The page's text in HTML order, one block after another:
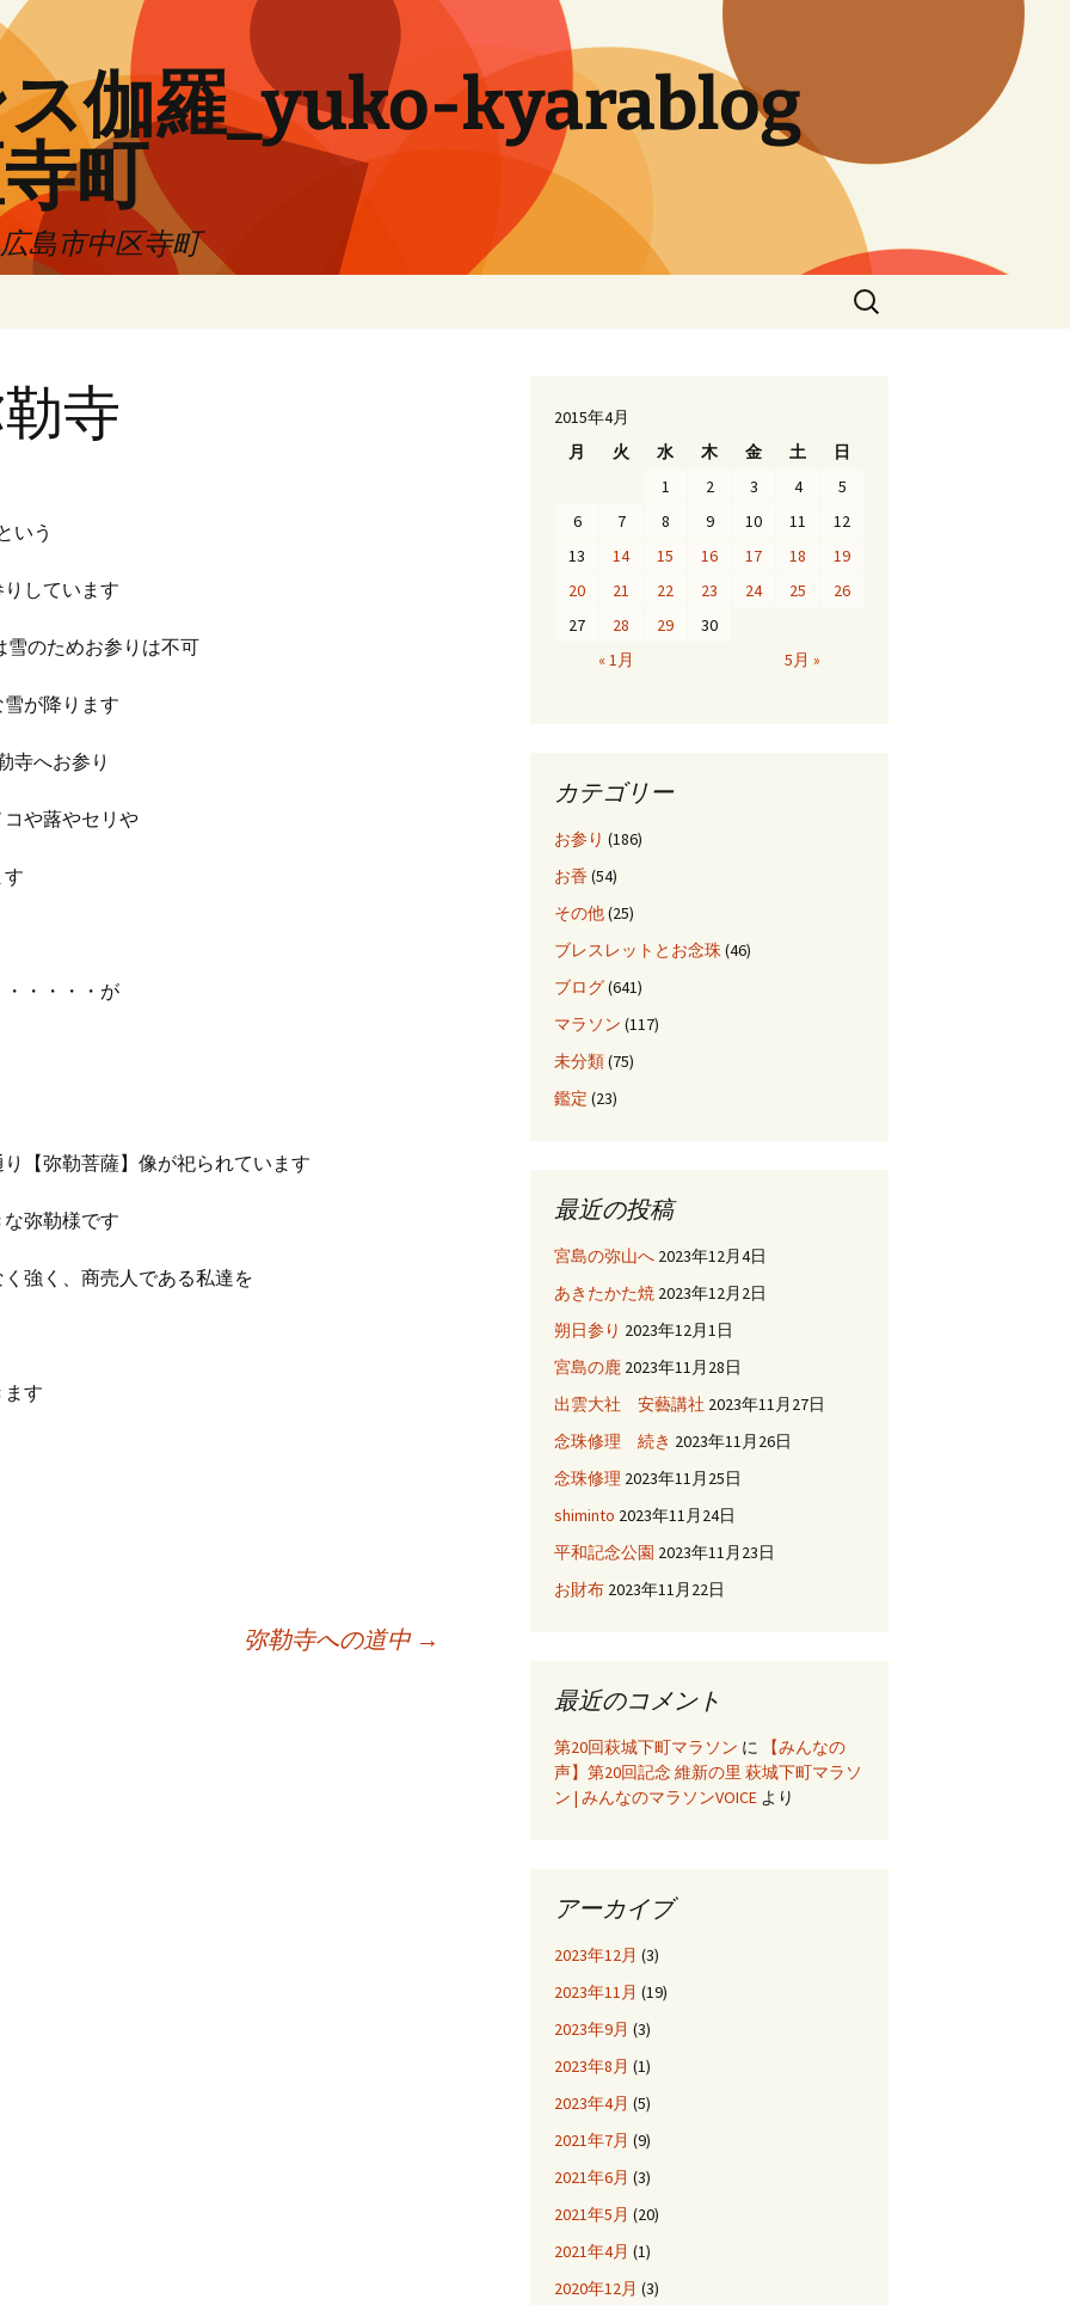
ス伽羅_yuko-kyarablog
町
島市中区寺町
検
索:
寺
いう
しています
雪のためお参りは不可
が降ります
寺へお参り
や蕗やセリや
・・・・が
【弥勒菩薩】像が祀られています
弥勒様です
強く、商売人である私達を
す
弥勒寺への道中 →
2015年4月
月
火 水 木 金 土
日
1
2 3 4
5
6
7 8 9 10 11
12
13
14 15 16 17 18
19
20
21 22 23 24 25
26
27
28 29
30
« 1月
5月 »
カテゴリー
お参り (186)
お香(54)
その他(25)
ブレスレットとお念珠(46)
ブログ(641)
マラソン (117)
未分類(75)
鑑定 (23)
最近の投稿
宮島の弥山へ 2023年12月4日
あきたかた焼 2023年12月2日
朔日参り 2023年12月1日
宮島の鹿 2023年11月28日
出雲大社 安藝講社 2023年11月27日
念珠修理 続き 2023年11月26日
念珠修理 2023年11月25日
shiminto 2023年11月24日
平和記念公園 2023年11月23日
お財布 2023年11月22日
最近のコメント
第20回萩城下町マラソン に
【みんなの
声】第20回記念 維新の里 萩城下町マラソ
ン | みんなのマラソンVOICE より
アーカイブ
2023年12月 (3)
2023年11月 (19)
2023年9月 (3)
2023年8月 (1)
2023年4月 (5)
2021年7月 (9)
2021年6月 (3)
2021年5月 (20)
2021年4月 (1)
2020年12月 (3)